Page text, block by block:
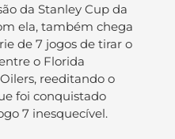
da Stanley Cup da
ela, também chega
de 7 jogos de tirar o
o Florida
reeditando o
foi conquistado
7 inesquecível.